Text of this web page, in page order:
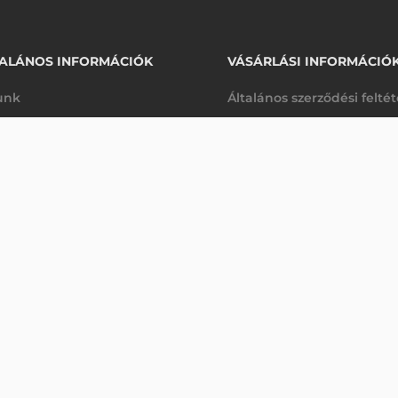
INFORMÁCIÓK VÁSÁRLÁSI
Általános szerződési